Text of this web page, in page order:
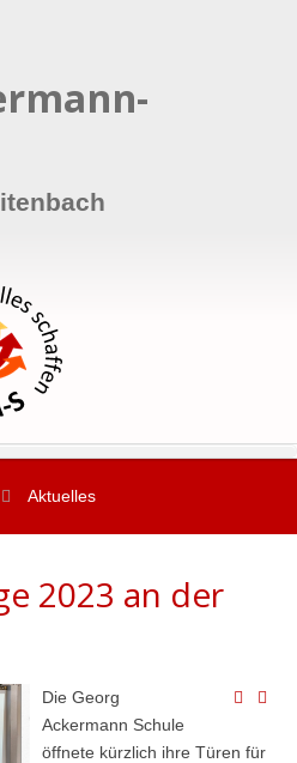
Aktuelles
2023 an der
Die Georg
Ackermann Schule
öffnete kürzlich ihre Türen für